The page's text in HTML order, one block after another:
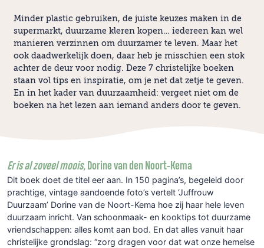
Minder plastic gebruiken, de juiste keuzes maken in de
supermarkt, duurzame kleren kopen… iedereen kan wel
manieren verzinnen om duurzamer te leven. Maar het
ook daadwerkelijk doen, daar heb je misschien een stok
achter de deur voor nodig. Deze 7 christelijke boeken
staan vol tips en inspiratie, om je net dat zetje te geven.
En in het kader van duurzaamheid: vergeet niet om de
boeken na het lezen aan iemand anders door te geven.
Er is al zoveel moois,Dorine van den Noort-Kema
Dit boek doet de titel eer aan. In 150 pagina’s, begeleid door
prachtige, vintage aandoende foto’s vertelt ‘Juffrouw
Duurzaam’ Dorine van de Noort-Kema hoe zij haar hele leven
duurzaam inricht. Van schoonmaak- en kooktips tot duurzame
vriendschappen: alles komt aan bod. En dat alles vanuit haar
christelijke grondslag: “zorg dragen voor dat wat onze hemelse